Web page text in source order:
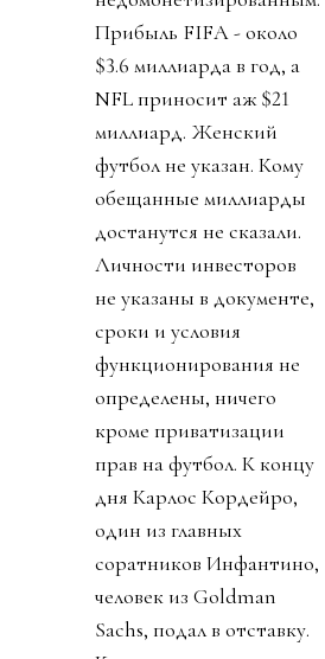
Прибыль FIFA - около
$3.6 миллиарда в год, а
NFL приносит аж $21
миллиард. Женский
футбол не указан. Кому
обещанные миллиарды
достанутся не сказали.
Личности инвесторов
не указаны в документе,
сроки и условия
функционирования не
определены, ничего
кроме приватизации
прав на футбол. К концу
дня Карлос Кордейро,
один из главных
соратников Инфантино,
человек из Goldman
Sachs, подал в отставку.